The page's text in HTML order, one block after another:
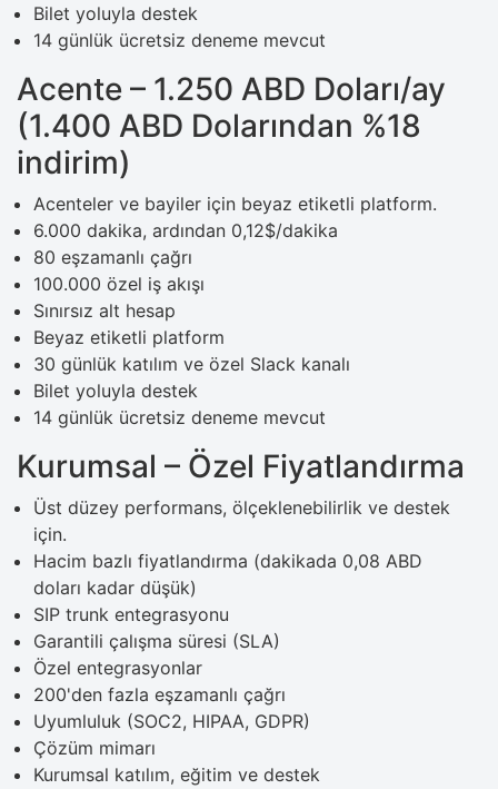
Bilet yoluyla destek
14 günlük ücretsiz deneme mevcut
Acente – 1.250 ABD Doları/ay
(1.400 ABD Dolarından %18
indirim)
Acenteler ve bayiler için beyaz etiketli platform.
6.000 dakika, ardından 0,12$/dakika
80 eşzamanlı çağrı
100.000 özel iş akışı
Sınırsız alt hesap
Beyaz etiketli platform
30 günlük katılım ve özel Slack kanalı
Bilet yoluyla destek
14 günlük ücretsiz deneme mevcut
Kurumsal – Özel Fiyatlandırma
Üst düzey performans, ölçeklenebilirlik ve destek
için.
Hacim bazlı fiyatlandırma (dakikada 0,08 ABD
doları kadar düşük)
SIP trunk entegrasyonu
Garantili çalışma süresi (SLA)
Özel entegrasyonlar
200'den fazla eşzamanlı çağrı
Uyumluluk (SOC2, HIPAA, GDPR)
Çözüm mimarı
Kurumsal katılım, eğitim ve destek